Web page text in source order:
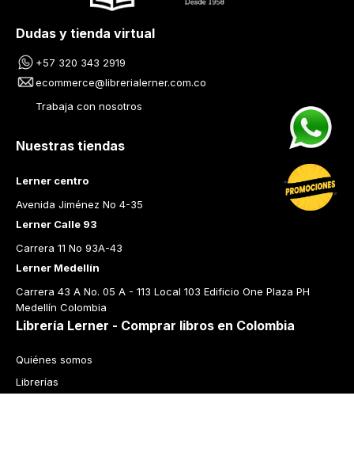
Dudas y tienda virtual
+57 320 343 2919
ecommerce@librerialerner.com.co
Trabaja con nosotros
Nuestras tiendas
Lerner centro
Avenida Jiménez No 4-35
Lerner Calle 93
Carrera 11 No 93A-43
Lerner Medellín
Carrera 43 A No. 05 A - 113 Local 103 Edificio One Plaza PH
Medellín Colombia
Librería Lerner - Comprar libros en Colombia
Quiénes somos
Librerías